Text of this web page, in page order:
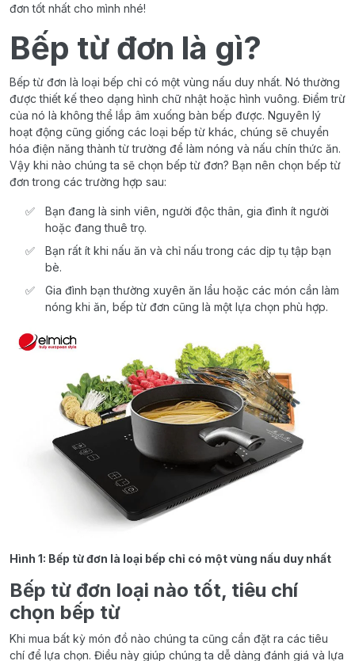
đơn tốt nhất cho mình nhé!
Bếp từ đơn là gì?
Bếp từ đơn là loại bếp chỉ có một vùng nấu duy nhất. Nó thường
được thiết kế theo dạng hình chữ nhật hoặc hình vuông. Điểm trừ
của nó là không thể lắp âm xuống bàn bếp được. Nguyên lý
hoạt động cũng giống các loại bếp từ khác, chúng sẽ chuyển
hóa điện năng thành từ trường để làm nóng và nấu chín thức ăn.
Vậy khi nào chúng ta sẽ chọn bếp từ đơn? Bạn nên chọn bếp từ
đơn trong các trường hợp sau:
Bạn đang là sinh viên, người độc thân, gia đình ít người
hoặc đang thuê trọ.
Bạn rất ít khi nấu ăn và chỉ nấu trong các dịp tụ tập bạn
bè.
Gia đình bạn thường xuyên ăn lẩu hoặc các món cần làm
nóng khi ăn, bếp từ đơn cũng là một lựa chọn phù hợp.
Hình 1: Bếp từ đơn là loại bếp chỉ có một vùng nấu duy nhất
Bếp từ đơn loại nào tốt, tiêu chí
chọn bếp từ
Khi mua bất kỳ món đồ nào chúng ta cũng cần đặt ra các tiêu
chí để lựa chọn. Điều này giúp chúng ta dễ dàng đánh giá và lựa